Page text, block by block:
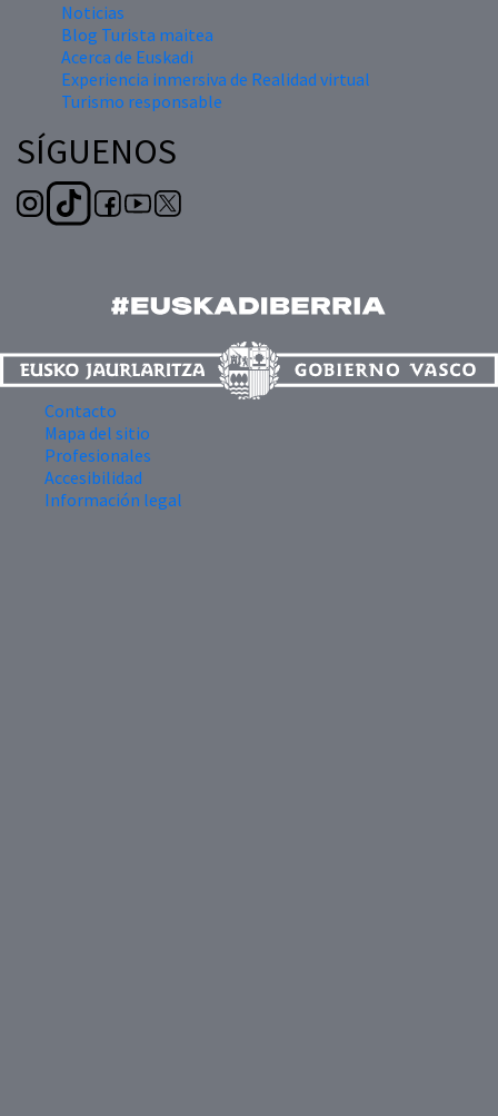
Noticias
Blog Turista maitea
Acerca de Euskadi
Experiencia inmersiva de Realidad virtual
Turismo responsable
SÍGUENOS
Contacto
Mapa del sitio
Profesionales
Accesibilidad
Información legal